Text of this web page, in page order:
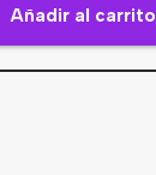
Añadir al carrito